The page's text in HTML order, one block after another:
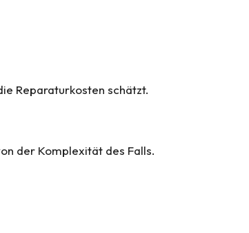
Reparaturkosten schätzt.
der Komplexität des Falls.